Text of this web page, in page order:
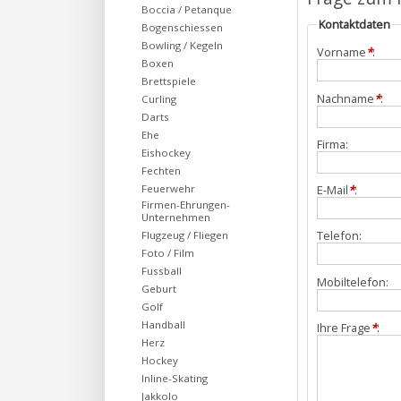
Kontaktdaten
Vorname*:
Nachname*:
Firma:
E-Mail*:
Telefon:
Mobiltelefon:
Ihre Frage*:
Boccia / Petanque
Bogenschiessen
Bowling / Kegeln
Boxen
Brettspiele
Curling
Darts
Ehe
Eishockey
Fechten
Feuerwehr
Firmen-Ehrungen-
Unternehmen
Flugzeug / Fliegen
Foto / Film
Fussball
Geburt
Golf
Handball
Herz
Hockey
Inline-Skating
Jakkolo